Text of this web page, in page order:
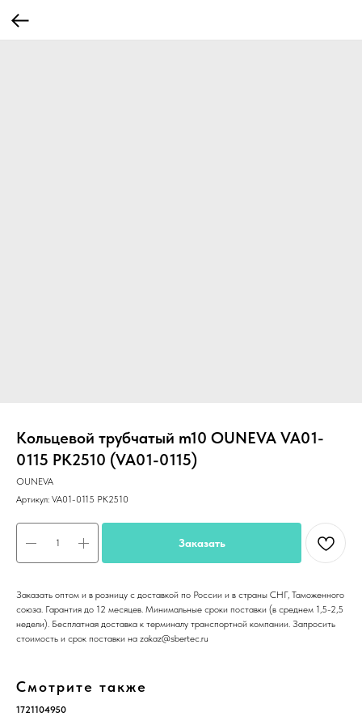
Кольцевой трубчатый m10 OUNEVA VA01-
0115 PK2510 (VA01-0115)
OUNEVA
Артикул: VA01-0115 PK2510
Заказать
Заказать оптом и в розницу с доставкой по России и в страны СНГ, Таможенного
союза. Гарантия до 12 месяцев. Минимальные сроки поставки (в среднем 1,5-2,5
недели). Бесплатная доставка к терминалу транспортной компании. Запросить
стоимость и срок поставки на zakaz@sbertec.ru
Смотрите также
1721104950